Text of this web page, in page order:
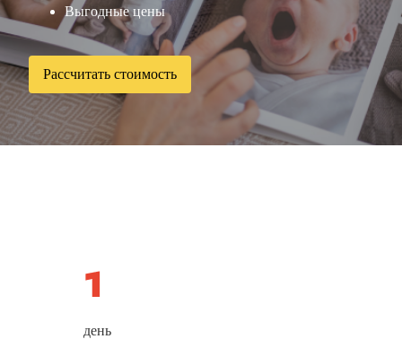
Выгодные цены
Рассчитать стоимость
день